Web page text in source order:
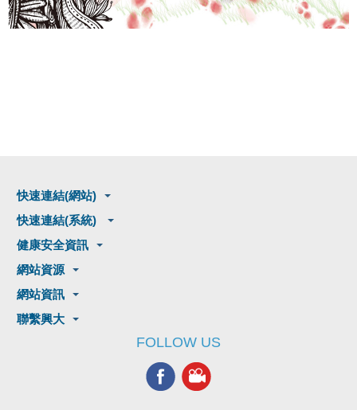
快速連結(網站)
快速連結(系統)
健康安全資訊
網站資源
網站資訊
聯繫興大
FOLLOW US